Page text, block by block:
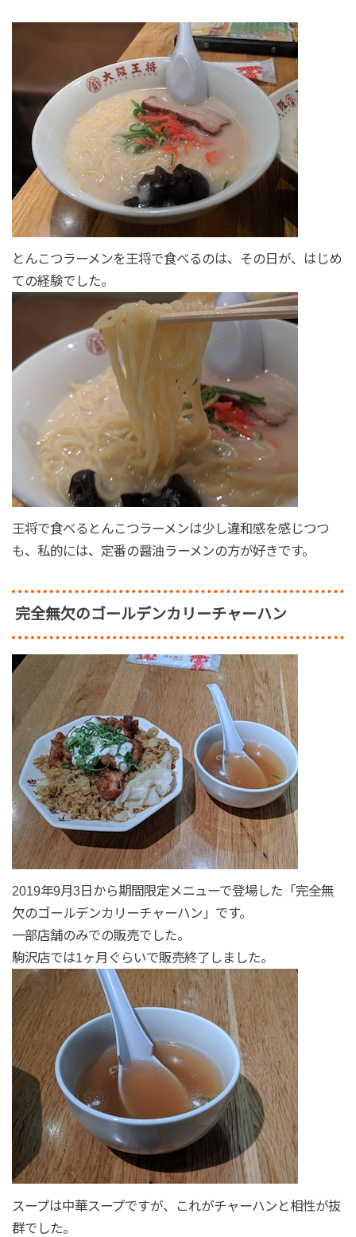
とんこつラーメンを王将で食べるのは、その日が、はじめ
ての経験でした。
王将で食べるとんこつラーメンは少し違和感を感じつつ
も、私的には、定番の醤油ラーメンの方が好きです。
完全無欠のゴールデンカリーチャーハン
2019年9月3日から期間限定メニューで登場した「完全無
欠のゴールデンカリーチャーハン」です。
一部店舗のみでの販売でした。
駒沢店では1ヶ月ぐらいで販売終了しました。
スープは中華スープですが、これがチャーハンと相性が抜
群でした。